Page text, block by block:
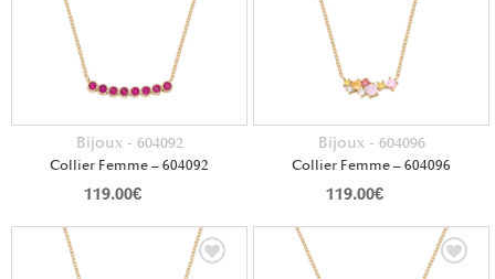
Bijoux - 604092
Collier Femme – 604092
119.00€
Bijoux - 604096
Collier Femme – 604096
119.00€